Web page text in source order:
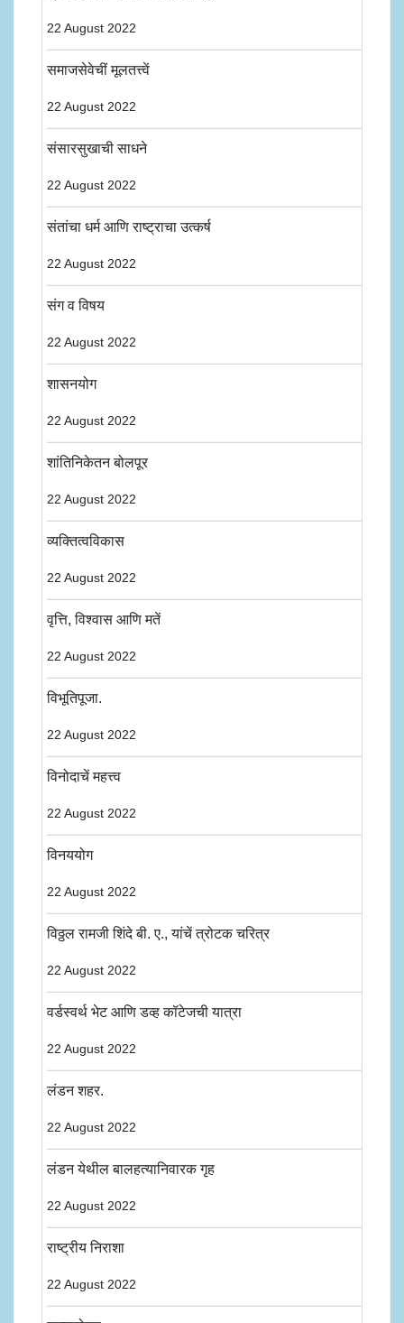
22 August 2022
समाजसेवेचीं मूलतत्त्वें
22 August 2022
संसारसुखाची साधने
22 August 2022
संतांचा धर्म आणि राष्ट्राचा उत्कर्ष
22 August 2022
संग व विषय
22 August 2022
शासनयोग
22 August 2022
शांतिनिकेतन बोलपूर
22 August 2022
व्यक्तित्वविकास
22 August 2022
वृत्ति, विश्वास आणि मतें
22 August 2022
विभूतिपूजा.
22 August 2022
विनोदाचें महत्त्व
22 August 2022
विनययोग
22 August 2022
विठ्ठल रामजी शिंदे बी. ए., यांचें त्रोटक चरित्र
22 August 2022
वर्डस्वर्थ भेट आणि डव्ह कॉटेजची यात्रा
22 August 2022
लंडन शहर.
22 August 2022
लंडन येथील बालहत्यानिवारक गृह
22 August 2022
राष्ट्रीय निराशा
22 August 2022